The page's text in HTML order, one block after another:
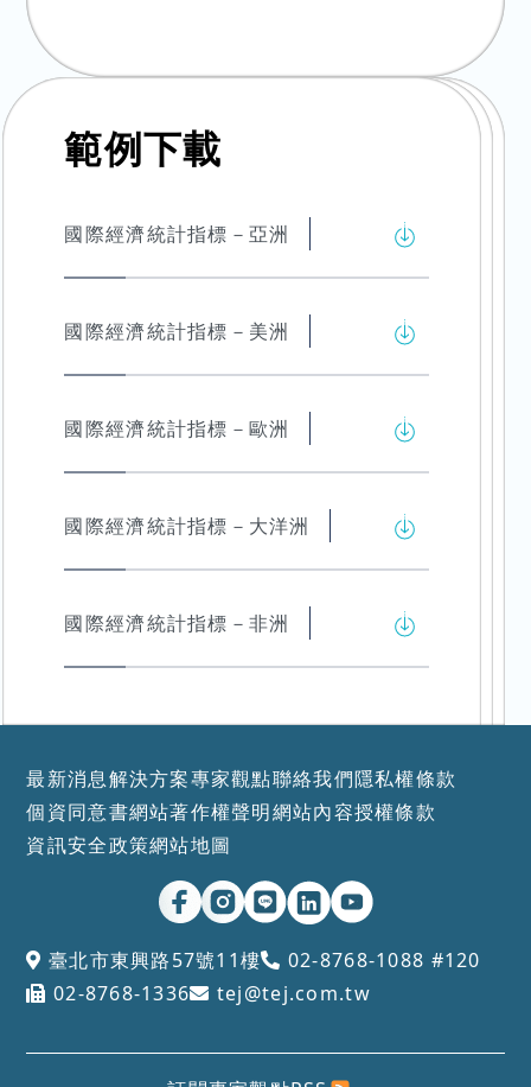
範例下載
國際經濟統計指標－亞洲
國際經濟統計指標－美洲
國際經濟統計指標－歐洲
國際經濟統計指標－大洋洲
國際經濟統計指標－非洲
最新消息解決方案專家觀點聯絡我們隱私權條款
個資同意書網站著作權聲明網站內容授權條款
資訊安全政策網站地圖
臺北市東興路57號11樓
02-8768-1088 #120
02-8768-1336
tej@tej.com.tw